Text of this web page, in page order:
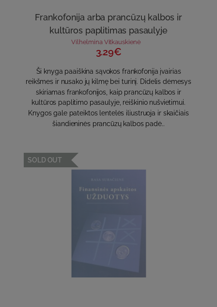
Frankofonija arba prancūzų kalbos ir
kultūros paplitimas pasaulyje
Vilhelmina Vitkauskienė
3.29€
Ši knyga paaiškina sąvokos frankofonija įvairias
reikšmes ir nusako jų kilmę bei turinį. Didelis dėmesys
skiriamas frankofonijos, kaip prancūzų kalbos ir
kultūros paplitimo pasaulyje, reiškinio nušvietimui.
Knygos gale pateiktos lentelės iliustruoja ir skaičiais
šiandieninės prancūzų kalbos padė..
SOLD OUT